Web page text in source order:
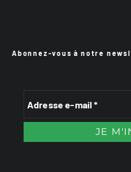
Abonnez-vous à notre